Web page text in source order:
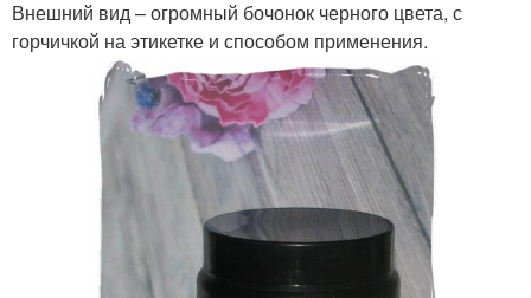
Внешний вид – огромный бочонок черного цвета, с
горчичкой на этикетке и способом применения.